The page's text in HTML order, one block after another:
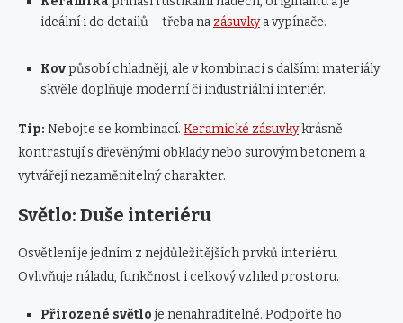
ideální i do detailů – třeba na zásuvkya vypínače.
Kovpůsobí chladněji, ale v kombinaci s dalšími materiály
skvěle doplňuje moderní či industriální interiér.
Tip: Nebojte se kombinací. Keramické zásuvkykrásně
kontrastují s dřevěnými obklady nebo surovým betonem a
vytvářejí nezaměnitelný charakter.
Světlo: Duše interiéru
Osvětlení je jedním z nejdůležitějších prvků interiéru.
Ovlivňuje náladu, funkčnost i celkový vzhled prostoru.
Přirozené světlo je nenahraditelné. Podpořte ho